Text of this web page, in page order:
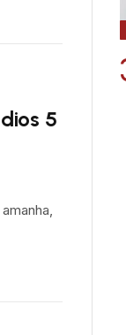
5